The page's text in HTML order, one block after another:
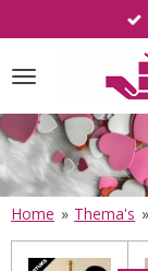
direct
naar
de
hoofdinhoud
Home » Thema's »